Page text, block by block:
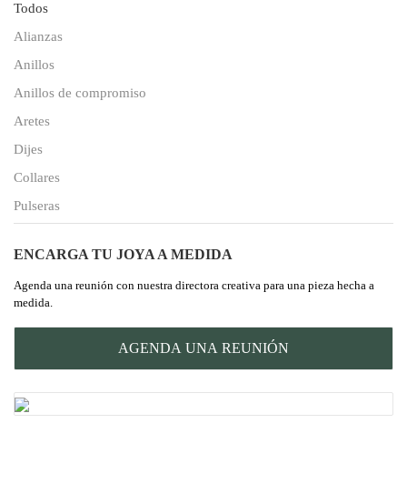
Todos
Alianzas
Anillos
Anillos de compromiso
Aretes
Dijes
Collares
Pulseras
ENCARGA TU JOYA A MEDIDA
Agenda una reunión con nuestra directora creativa para una pieza hecha a
medida.
AGENDA UNA REUNIÓN